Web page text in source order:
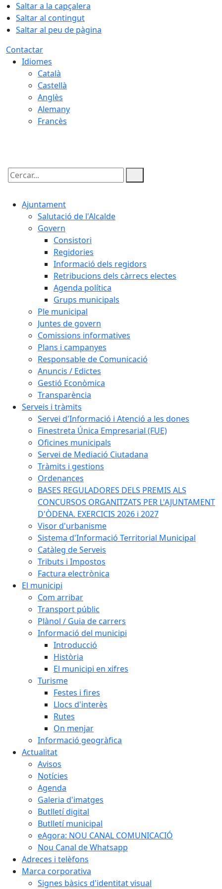
Saltar a la capçalera
Saltar al contingut
Saltar al peu de pàgina
Contactar
Idiomes
Català
Castellà
Anglès
Alemany
Francès
Cercar:
Ajuntament
Salutació de l'Alcalde
Govern
Consistori
Regidories
Informació dels regidors
Retribucions dels càrrecs electes
Agenda política
Grups municipals
Ple municipal
Juntes de govern
Comissions informatives
Plans i campanyes
Responsable de Comunicació
Anuncis / Edictes
Gestió Econòmica
Transparència
Serveis i tràmits
Servei d'Informació i Atenció a les dones
Finestreta Única Empresarial (FUE)
Oficines municipals
Servei de Mediació Ciutadana
Tràmits i gestions
Ordenances
BASES REGULADORES DELS PREMIS ALS
CONCURSOS ORGANITZATS PER L'AJUNTAMENT
D'ÒDENA. EXERCICIS 2026 i 2027
Visor d'urbanisme
Sistema d'Informació Territorial Municipal
Catàleg de Serveis
Tributs i Impostos
Factura electrònica
El municipi
Com arribar
Transport públic
Plànol / Guia de carrers
Informació del municipi
Introducció
Història
El municipi en xifres
Turisme
Festes i fires
Llocs d'interès
Rutes
On menjar
Informació geogràfica
Actualitat
Avisos
Notícies
Agenda
Galeria d'imatges
Butlletí digital
Butlletí municipal
eAgora: NOU CANAL COMUNICACIÓ
Nou Canal de Whatsapp
Adreces i telèfons
Marca corporativa
Signes bàsics d'identitat visual